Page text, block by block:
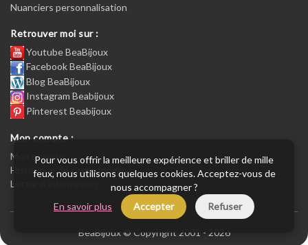
Nuanciers personnalisation
Retrouver moi sur :
Youtube BeaBijoux
Facebook BeaBijoux
Blog BeaBijoux
Instagram Beabijoux
Pinterest Beabijoux
Mon compte :
Mon compte :
Historique de commandes
Lettre d’information
BeaBijoux © Copyright 2001 - 2026
Pour vous offrir la meilleure expérience et briller de mille
feux, nous utilisons quelques cookies. Acceptez-vous de
nous accompagner ?
En savoir plus
Accepter Refuser